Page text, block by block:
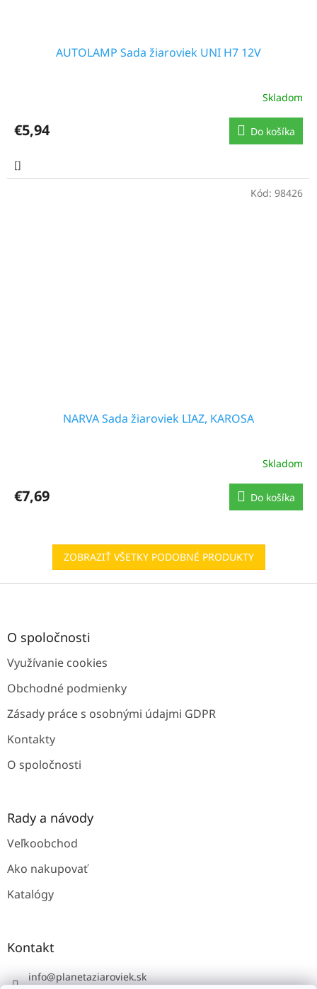
AUTOLAMP Sada žiaroviek UNI H7 12V
Skladom
€5,94 Do košíka
[]
NARVA Sada žiaroviek LIAZ, KAROSA
Skladom
€7,69 Do košíka
Kód: 98426
ZOBRAZIŤ VŠETKY PODOBNÉ PRODUKTY
Z
O spoločnosti
Využívanie cookies
Obchodné podmienky
Zásady práce s osobnými údajmi GDPR
Kontakty
O spoločnosti
Rady a návody
Veľkoobchod
Ako nakupovať
Katalógy
Kontakt
info@planetaziaroviek.sk